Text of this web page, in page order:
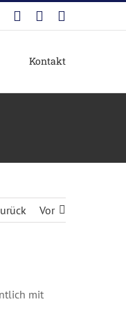
FacebookInstagram
YouTube
Mail
Kontakt
Vor
mit